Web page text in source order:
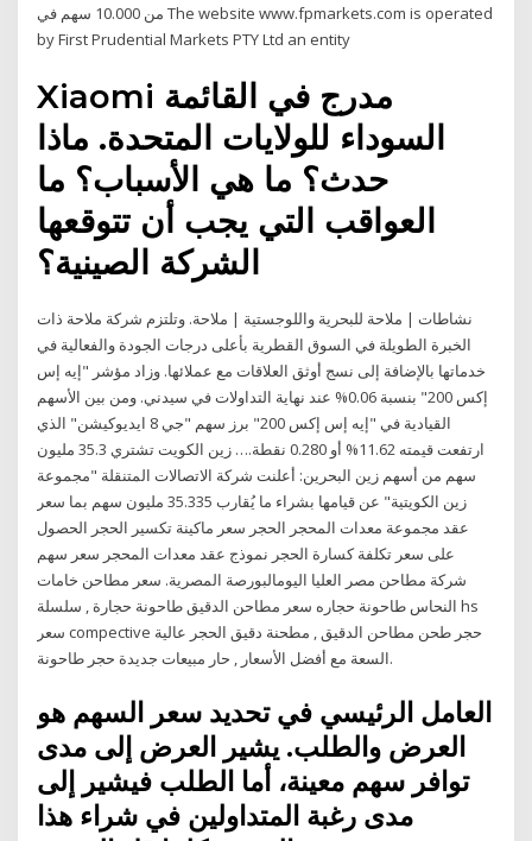
من 10.000 سهم في The website www.fpmarkets.com is operated
by First Prudential Markets PTY Ltd an entity
Xiaomi مدرج في القائمة
السوداء للولايات المتحدة. ماذا
حدث؟ ما هي الأسباب؟ ما
العواقب التي يجب أن تتوقعها
الشركة الصينية؟
نشاطات | ملاحة للبحرية واللوجستية | ملاحة. وتلتزم شركة ملاحة ذات
الخبرة الطويلة في السوق القطرية بأعلى درجات الجودة والفعالية في
خدماتها بالإضافة إلى نسج أوثق العلاقات مع عملائها. وزاد مؤشر "إيه إس
إكس 200" بنسبة 0.06% عند نهاية التداولات في سيدني. ومن بين الأسهم
القيادية في "إيه إس إكس 200" برز سهم "جي 8 ايديوكيشن" الذي
ارتفعت قيمته 11.62% أو 0.280 نقطة.… زين الكويت تشتري 35.3 مليون
سهم من أسهم زين البحرين: أعلنت شركة الاتصالات المتنقلة "مجموعة
زين الكويتية" عن قيامها بشراء ما يُقارب 35.335 مليون سهم بما سعر
عقد مجموعة معدات المحجر الحجر سعر ماكينة تكسير الحجر الحصول
على سعر تكلفة كسارة الحجر نموذج عقد معدات المحجر سعر سهم
شركة مطاحن مصر العليا اليومالبورصة المصرية. سعر مطاحن خامات
النحاس طاحونة حجاره سعر مطاحن الدقيق طاحونة حجارة , سلسلة hs
سعر compective حجر طحن مطاحن الدقيق , مطحنة دقيق الحجر عالية
السعة مع أفضل الأسعار , حار مبيعات جديدة حجر طاحونة.
العامل الرئيسي في تحديد سعر السهم هو
العرض والطلب. يشير العرض إلى مدى
توافر سهم معينة، أما الطلب فيشير إلى
مدى رغبة المتداولين في شراء هذا